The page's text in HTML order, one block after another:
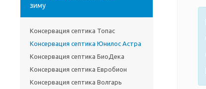
зиму
Консервация септика Топас
Консервация септика Юнилос Астра
Консервация септика БиоДека
Консервация септика Евробион
Консервация септика Волгарь